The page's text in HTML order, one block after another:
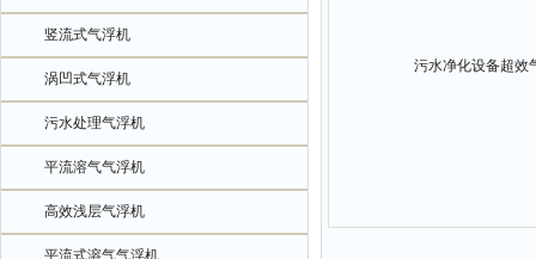
竖流式气浮机
涡凹式气浮机
污水处理气浮机
平流溶气气浮机
高效浅层气浮机
平流式溶气气浮机